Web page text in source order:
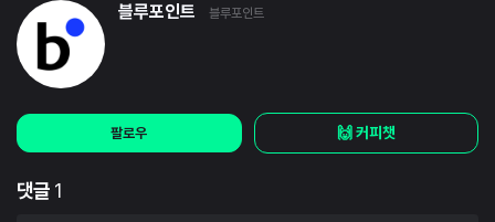
블루포인트 블루포인트
팔로우 🙌 커피챗
댓글 1